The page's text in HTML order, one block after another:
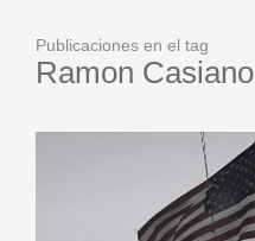
Publicaciones en el tag
Ramon Casiano